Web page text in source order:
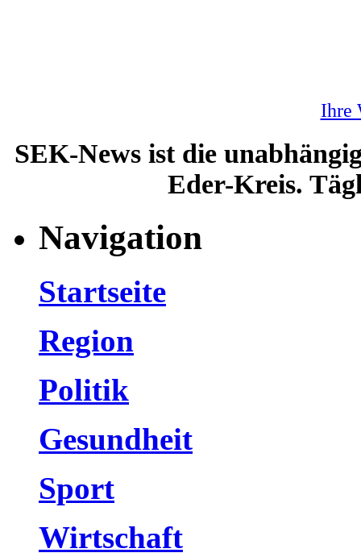
Ihre
SEK-News ist die
Eder-Kreis.
Navigation
Startseite
Region
Politik
Gesundheit
Sport
Wirtschaft